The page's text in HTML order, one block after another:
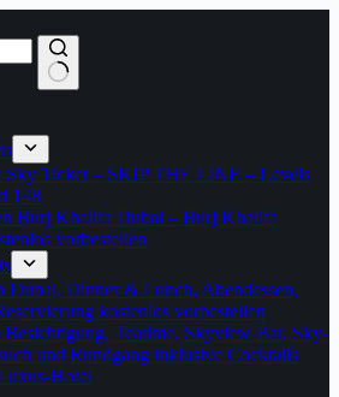
Ticket – SKIP THE LINE – Levels
148
Burj Khalifa Dubai – Burj Khalifa
vorbestellen
Dubai, Dinner & Lunch, Abendessen,
kostenlos vorbestellen
Teatime, Skyview Bar, Sky-
und Rundgang inklusive Cocktails
Hotel